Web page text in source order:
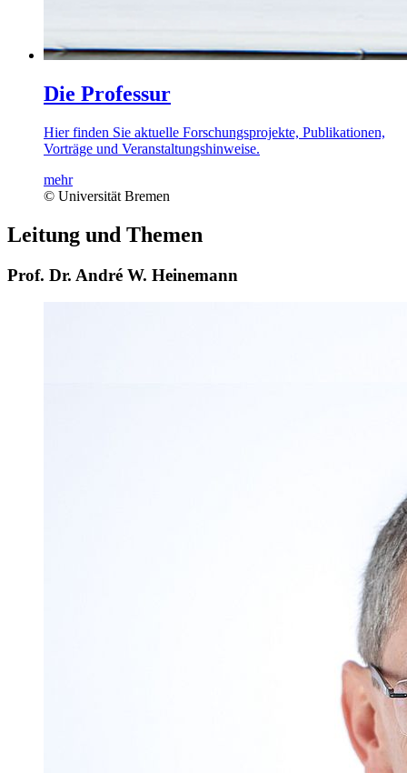
Die Professur
Hier finden Sie aktuelle Forschungsprojekte, Publikationen,
Vorträge und Veranstaltungshinweise.
mehr
© Universität Bremen
Leitung und Themen
Prof. Dr. André W. Heinemann